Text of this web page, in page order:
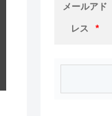
メールアド
レス *